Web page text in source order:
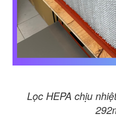
Lọc HEPA chịu